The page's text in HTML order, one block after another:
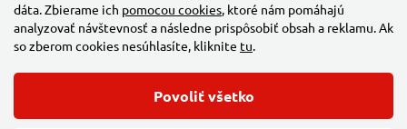
dáta. Zbierame ich pomocou cookies, ktoré nám pomáhajú
analyzovať návštevnosť a následne prispôsobiť obsah a reklamu. Ak
so zberom cookies nesúhlasíte, kliknite tu.
Povoliť všetko